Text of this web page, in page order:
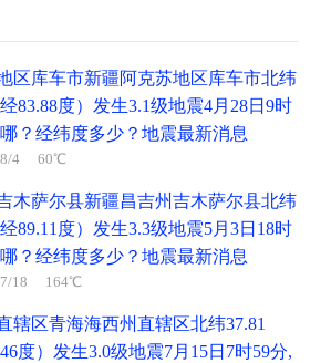
喜神东南 财神正南 福神正西
宜
结婚、搬家、交易、入宅、开业、
安葬、修造、求嗣
冲 兔 煞东
戌时(19:00-20:59)
甲戌时 19:00 - 20:59
喜神东北 财神东北 福神东南
区库车市新疆阿克苏地区库车市北纬
83.88度）发生3.1级地震4月28日9时
？经纬度多少？地震最新消息
4 60℃
木萨尔县新疆昌吉州吉木萨尔县北纬
89.11度）发生3.3级地震5月3日18时
？经纬度多少？地震最新消息
18 164℃
辖区青海海西州直辖区北纬37.81
度）发生3.0级地震7月15日7时59分,